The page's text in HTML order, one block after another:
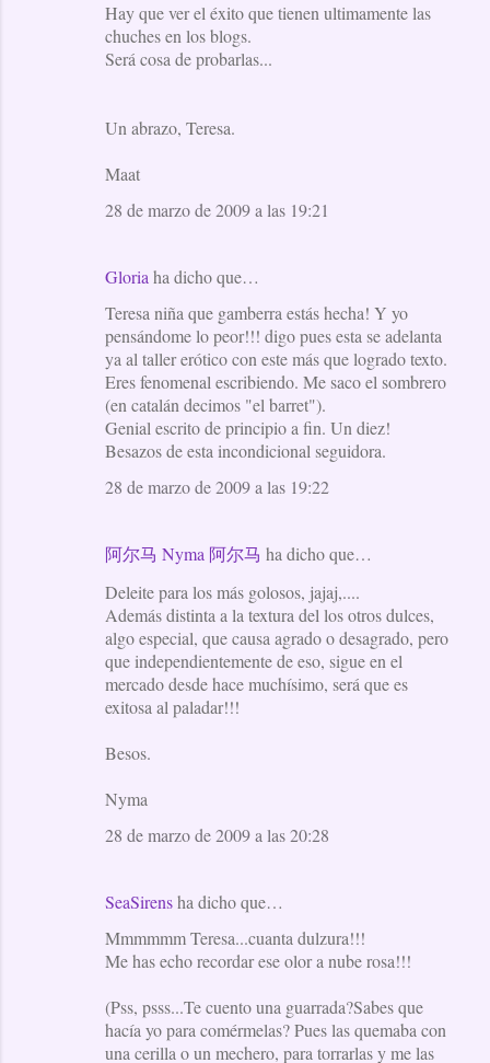
Hay que ver el éxito que tienen ultimamente las
chuches en los blogs.
Será cosa de probarlas...
Un abrazo, Teresa.
Maat
28 de marzo de 2009 a las 19:21
Gloria ha dicho que…
Teresa niña que gamberra estás hecha! Y yo
pensándome lo peor!!! digo pues esta se adelanta
ya al taller erótico con este más que logrado texto.
Eres fenomenal escribiendo. Me saco el sombrero
(en catalán decimos "el barret").
Genial escrito de principio a fin. Un diez!
Besazos de esta incondicional seguidora.
28 de marzo de 2009 a las 19:22
阿尔马 Nyma 阿尔马 ha dicho que…
Deleite para los más golosos, jajaj,....
Además distinta a la textura del los otros dulces,
algo especial, que causa agrado o desagrado, pero
que independientemente de eso, sigue en el
mercado desde hace muchísimo, será que es
exitosa al paladar!!!
Besos.
Nyma
28 de marzo de 2009 a las 20:28
SeaSirensha dicho que…
Mmmmmm Teresa...cuanta dulzura!!!
Me has echo recordar ese olor a nube rosa!!!
(Pss, psss...Te cuento una guarrada?Sabes que
hacía yo para comérmelas? Pues las quemaba con
una cerilla o un mechero, para torrarlas y me las